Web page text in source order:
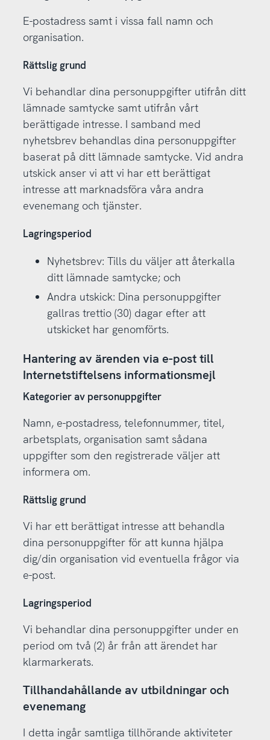
E-postadress samt i vissa fall namn och
organisation.
Rättslig grund
Vi behandlar dina personuppgifter utifrån ditt
lämnade samtycke samt utifrån vårt
berättigade intresse. I samband med
nyhetsbrev behandlas dina personuppgifter
baserat på ditt lämnade samtycke. Vid andra
utskick anser vi att vi har ett berättigat
intresse att marknadsföra våra andra
evenemang och tjänster.
Lagringsperiod
Nyhetsbrev: Tills du väljer att återkalla
ditt lämnade samtycke; och
Andra utskick: Dina personuppgifter
gallras trettio (30) dagar efter att
utskicket har genomförts.
Hantering av ärenden via e-post till
Internetstiftelsens informationsmejl
Kategorier av personuppgifter
Namn, e-postadress, telefonnummer, titel,
arbetsplats, organisation samt sådana
uppgifter som den registrerade väljer att
informera om.
Rättslig grund
Vi har ett berättigat intresse att behandla
dina personuppgifter för att kunna hjälpa
dig/din organisation vid eventuella frågor via
e-post.
Lagringsperiod
Vi behandlar dina personuppgifter under en
period om två (2) år från att ärendet har
klarmarkerats.
Tillhandahållande av utbildningar och
evenemang
I detta ingår samtliga tillhörande aktiviteter